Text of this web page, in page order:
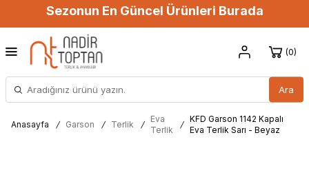
Sezonun En Güncel Ürünleri Burada
Ara
0
Anasayfa / Garson / Terlik /
Eva
Terlik
/
KFD Garson 1142 Kapalı
Eva Terlik Sarı - Beyaz